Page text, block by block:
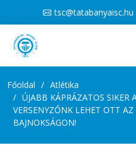
tsc@tatabanyaisc.hu
Főoldal
Atlétika
ÚJABB KÁPRÁZATOS SIKER
VERSENYZŐNK LEHET OTT AZ
BAJNOKSÁGON!